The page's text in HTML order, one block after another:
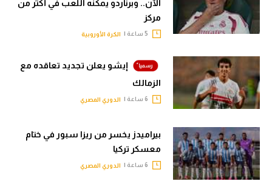
الآن.. وبرناردو يمكنه اللعب في أكثر من
مركز
الكرة الأوروبية
إيشو يعلن تجديد تعاقده مع
الزمالك
الدوري المصري
بيراميدز يخسر من ريزا سبور في ختام
معسكر تركيا
الدوري المصري